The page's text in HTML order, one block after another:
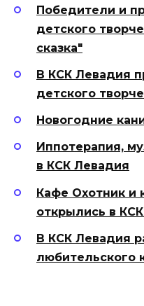
Победители и
детского
сказка"
В КСК Левадия
детского
Новогодние
Иппотерапия,
в КСК Левадия
Кафе Охотник и
открылись в
В КСК Левадия
любительского